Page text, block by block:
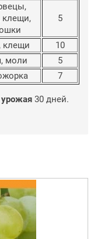
клещи,
5
клещи
10
моли
5
7
урожая 30 дней.